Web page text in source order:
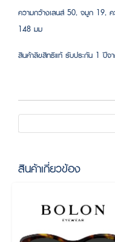
ความกว้างเลนส์ 50, จมูก 19,
148 มม
สินค้าลิขสิทธิแท้ รับประกัน 1 ปีจ
สินค้าเกี่ยวข้อง